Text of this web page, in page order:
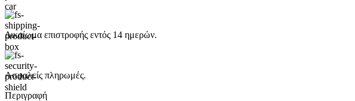
Δικαίωμα επιστροφής εντός 14 ημερών.
Ασφαλείς πληρωμές.
Περιγραφή